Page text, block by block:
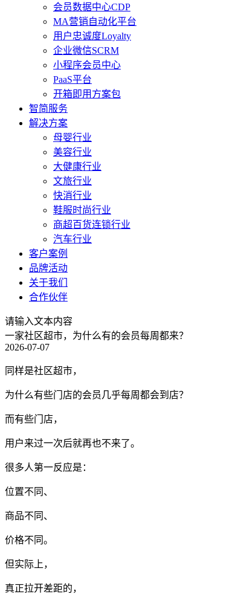
会员数据中心CDP
MA营销自动化平台
用户忠诚度Loyalty
企业微信SCRM
小程序会员中心
PaaS平台
开箱即用方案包
智简服务
解决方案
母婴行业
美容行业
大健康行业
文旅行业
快消行业
鞋服时尚行业
商超百货连锁行业
汽车行业
客户案例
品牌活动
关于我们
合作伙伴
请输入文本内容
一家社区超市，为什么有的会员每周都来？
2026-07-07
同样是社区超市，
为什么有些门店的会员几乎每周都会到店？
而有些门店，
用户来过一次后就再也不来了。
很多人第一反应是：
位置不同、
商品不同、
价格不同。
但实际上，
真正拉开差距的，